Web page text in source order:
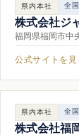
県内本社 全
株式会社ジ
福岡県福岡市中
公式サイトを
県内本社 全
株式会社福